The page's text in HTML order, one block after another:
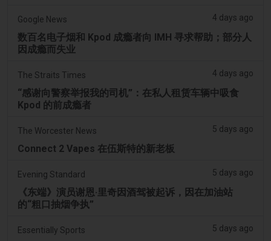
Google News 4 days ago
数百名电子烟和 Kpod 成瘾者向 IMH 寻求帮助；部分人
因成瘾而失业
The Straits Times 4 days ago
“感谢向警察举报我的司机”：在私人租赁车辆中吸食
Kpod 的前成瘾者
The Worcester News 5 days ago
Connect 2 Vapes 在伍斯特的新老板
Evening Standard 5 days ago
《东端》演员谢恩·里奇因酒驾被起诉，因在加油站
的“粗口抽烟争执”
Essentially Sports 5 days ago